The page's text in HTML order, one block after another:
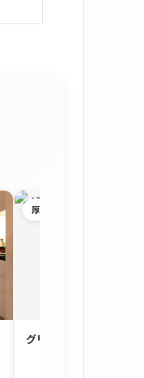
厚木市
グリーンタウン宮の里